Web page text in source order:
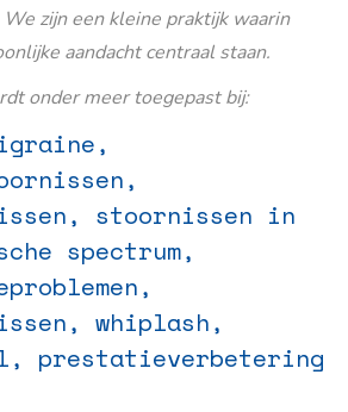
zijn een kleine praktijk waarin
aandacht centraal staan.
onder meer toegepast bij:
stoornissen in
spectrum,
whiplash,
prestatieverbetering